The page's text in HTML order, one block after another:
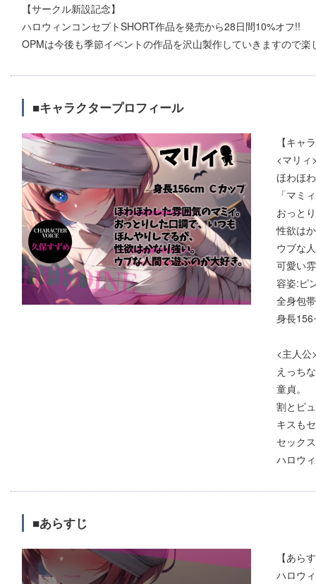
【サークル新設記念】
ハロウィンコンセプトSHORT作品を発売から28日間10%オフ!!
OPMは今後も季節イベントの作品を沢山製作していきますので
■キャラクタープロフィール
【キャ
<マリィ
ほわほ
「マミ
おっと
性欲は
ウブな
可愛い
容姿:ピ
全身包
身長156
<主人公
えっち
童貞。
割とピ
キスも
セック
ハロウ
■あらすじ
【あら
ハロウ